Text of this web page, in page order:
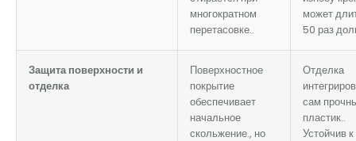
многократном
перетасовке..
может
50 раз
Защита поверхности и
отделка
Поверхностное
покрытие
обеспечивает
начальное
скольжение., но
Отделка
сам
пластик..
Устойчив к